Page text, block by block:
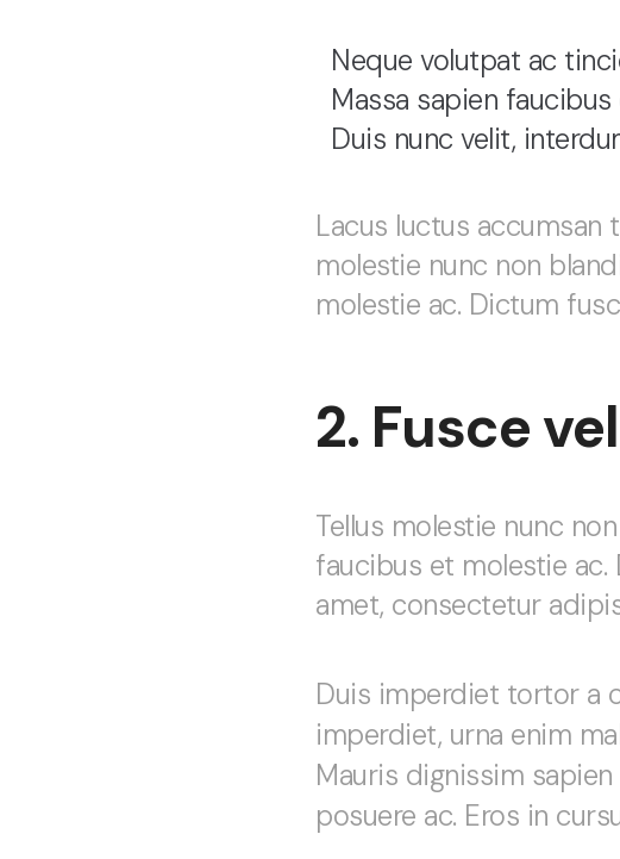
Neque volutpat ac
Massa sapien
Duis nunc velit,
Lacus luctus accumsan
molestie nunc non
molestie ac. Dictum
2. Fusce
Tellus molestie nunc
faucibus et molestie
amet, consectetur
Duis imperdiet tortor a
imperdiet, urna enim
Mauris dignissim
posuere ac. Eros in